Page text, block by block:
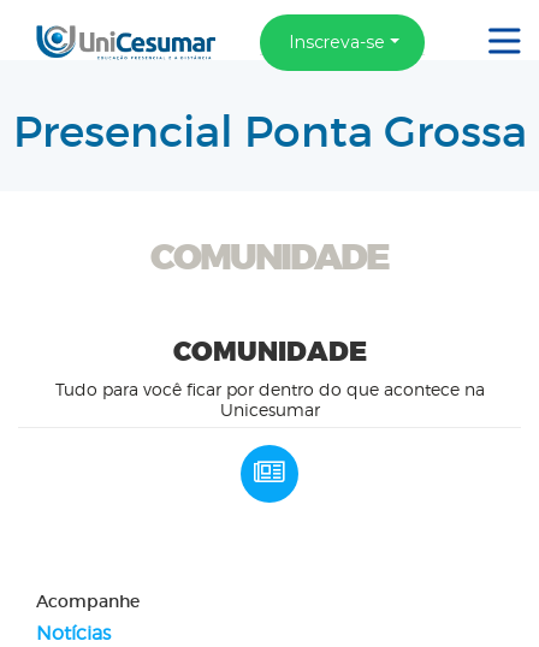
Inscreva-se
Presencial Ponta Grossa
COMUNIDADE
COMUNIDADE
Tudo para você ficar por dentro do que acontece na
Unicesumar
Acompanhe
Notícias